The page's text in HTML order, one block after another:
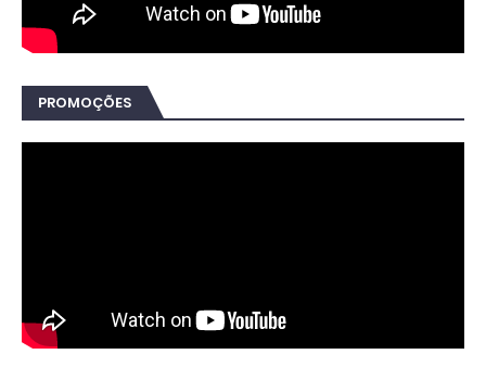
PROMOÇÕES